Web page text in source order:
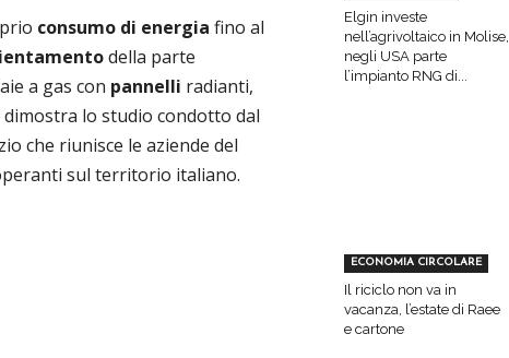
consumo di energia fino al
della parte
a gas con pannelli radianti,
lo studio condotto dal
che riunisce le aziende del
sul territorio italiano.
Elgin investe
nell’agrivoltaico in Molise,
negli USA parte
l’impianto RNG di...
ECONOMIA CIRCOLARE
Il riciclo non va in
vacanza, l’estate di Raee
e cartone